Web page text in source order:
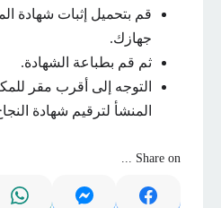
جهازك.
ثم قم بطباعة الشهادة.
التوجه إلى أقرب مقر
المنشأ لترقيم شهادة النجاح
Share on ...